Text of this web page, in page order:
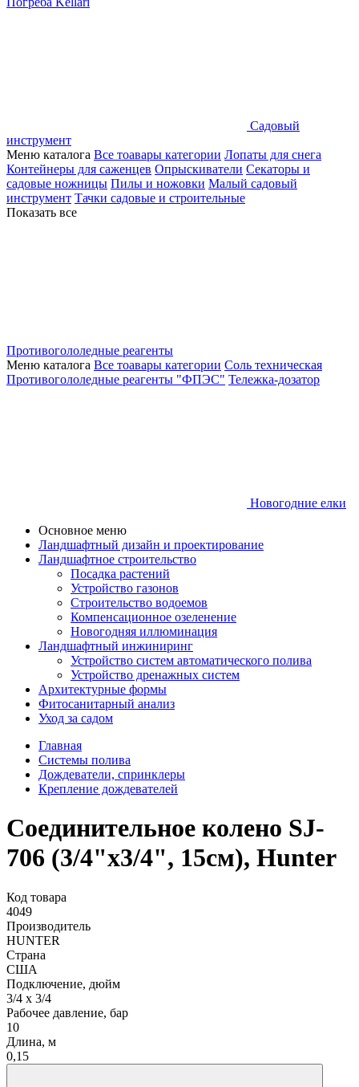
Садовый
инструмент
Меню каталога Все тоавары категории Лопаты для снега
Контейнеры для саженцев Опрыскиватели Секаторы и
садовые ножницы Пилы и ножовки Малый садовый
инструмент Тачки садовые и строительные
Показать все
Противогололедные реагенты
Меню каталога Все тоавары категории Соль техническая
Противогололедные реагенты "ФПЭС" Тележка-дозатор
Новогодние елки
Основное меню
Ландшафтный дизайн и проектирование
Ландшафтное строительство
Посадка растений
Устройство газонов
Строительство водоемов
Компенсационное озеленение
Новогодняя иллюминация
Ландшафтный инжиниринг
Устройство систем автоматического полива
Устройство дренажных систем
Aрхитектурные формы
Фитосанитарный анализ
Уход за садом
Главная
Системы полива
Дождеватели, спринклеры
Крепление дождевателей
Соединительное колено SJ-
706 (3/4"х3/4", 15см), Hunter
Код товара
4049
Производитель
HUNTER
Страна
США
Подключение, дюйм
3/4 х 3/4
Рабочее давление, бар
10
Длина, м
0,15